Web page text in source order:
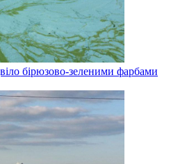
бірюзово-зеленими фарбами